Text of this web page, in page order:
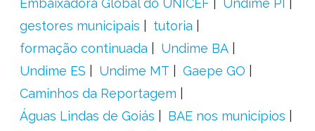
Embaixadora Global do UNICEF
Undime PI
gestores municipais
tutoria
formação continuada
Undime BA
Undime ES
Undime MT
Gaepe GO
Caminhos da Reportagem
Águas Lindas de Goiás
BAE nos municípios